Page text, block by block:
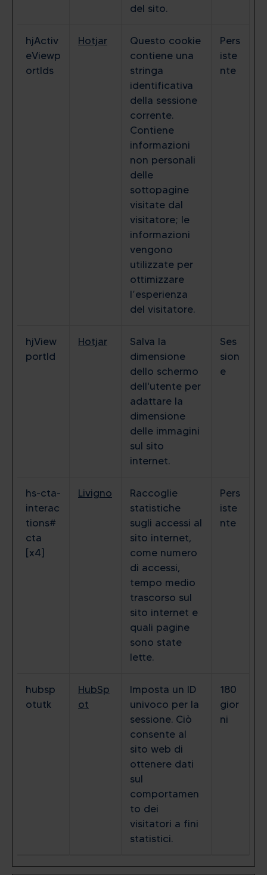
del sito.
hjActiv
eViewp
ortIds
Hotjar
Questo cookie
contiene una
stringa
identificativa
della sessione
corrente.
Contiene
informazioni
non personali
delle
sottopagine
visitate dal
visitatore; le
informazioni
vengono
utilizzate per
ottimizzare
l’esperienza
del visitatore.
Pers
iste
nte
hjView
portId
Hotjar
Salva la
dimensione
dello schermo
dell'utente per
adattare la
dimensione
delle immagini
sul sito
internet.
Ses
sion
e
hs-cta-
interac
tions#
cta
[x4]
Livigno
Raccoglie
statistiche
sugli accessi al
sito internet,
come numero
di accessi,
tempo medio
trascorso sul
sito internet e
quali pagine
sono state
lette.
Pers
iste
nte
hubsp
otutk
HubSp
ot
Imposta un ID
univoco per la
sessione. Ciò
consente al
sito web di
ottenere dati
sul
comportamen
to dei
visitatori a fini
statistici.
180
gior
ni